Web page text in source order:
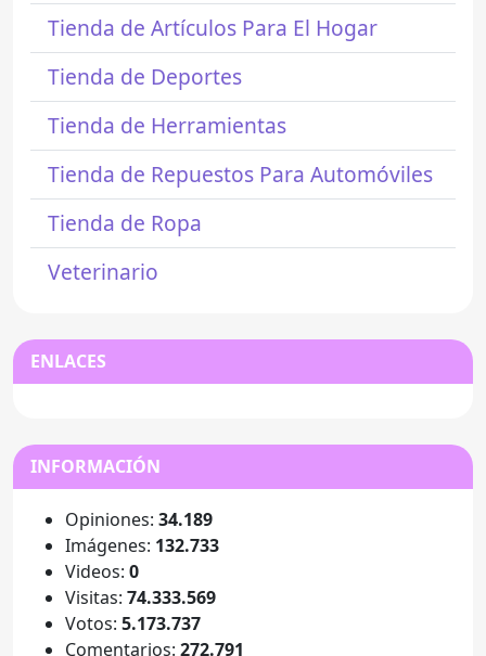
Tienda de Artículos Para El Hogar
Tienda de Deportes
Tienda de Herramientas
Tienda de Repuestos Para Automóviles
Tienda de Ropa
Veterinario
ENLACES
INFORMACIÓN
Opiniones: 34.189
Imágenes: 132.733
Videos: 0
Visitas: 74.333.569
Votos: 5.173.737
Comentarios: 272.791